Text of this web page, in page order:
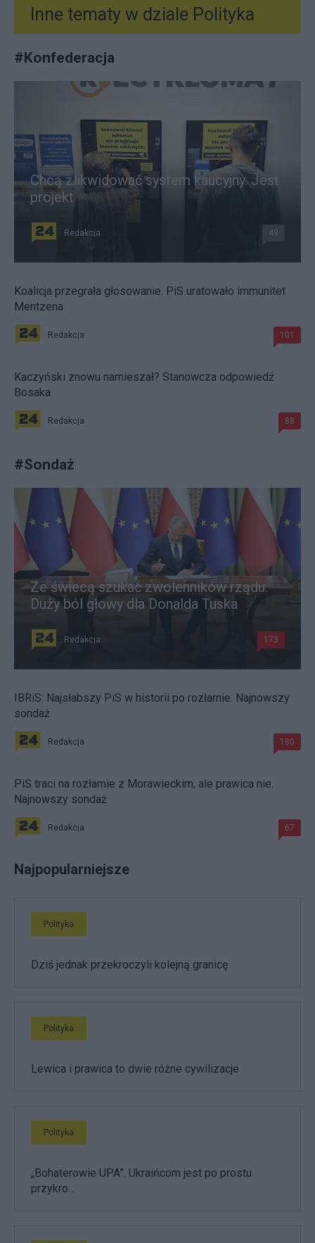
Inne tematy w dziale Polityka
#Konfederacja
Chcą zlikwidować system kaucyjny. Jest
projekt
Redakcja 49
Koalicja przegrała głosowanie. PiS uratowało immunitet
Mentzena
Redakcja 101
Kaczyński znowu namieszał? Stanowcza odpowiedź
Bosaka
Redakcja 88
#Sondaż
Ze świecą szukać zwolenników rządu.
Duży ból głowy dla Donalda Tuska
Redakcja 173
IBRiS: Najsłabszy PiS w historii po rozłamie. Najnowszy
sondaż
Redakcja 180
PiS traci na rozłamie z Morawieckim, ale prawica nie.
Najnowszy sondaż
Redakcja 67
Najpopularniejsze
Polityka
Dziś jednak przekroczyli kolejną granicę
Polityka
Lewica i prawica to dwie różne cywilizacje
Polityka
„Bohaterowie UPA”. Ukraińcom jest po prostu
przykro…